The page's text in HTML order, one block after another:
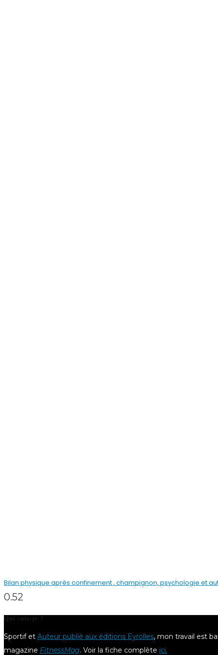
Bilan physique après confinement , champignon, psychologie et
Qui suis-je ?
Sportif et Auteur publié aux éditions Eyrolles, mon travail est
magazine FitnessMag. Voir la fiche complète ici.